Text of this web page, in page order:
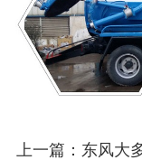
上一篇：东风大